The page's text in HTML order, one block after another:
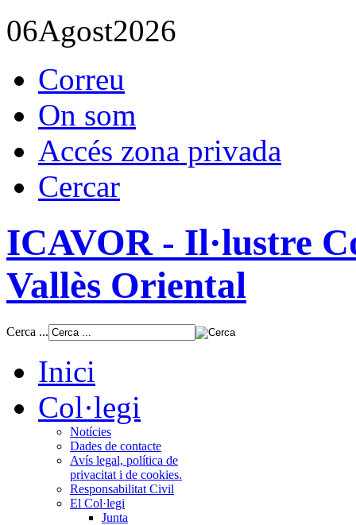
06Agost2026
Correu
On som
Accés zona privada
Cercar
ICAVOR - Il·lustre
Vallès Oriental
Cerca ...
Inici
Col·legi
Notícies
Dades de contacte
Avís legal, política de
privacitat i de cookies.
Responsabilitat Civil
El Col·legi
Junta